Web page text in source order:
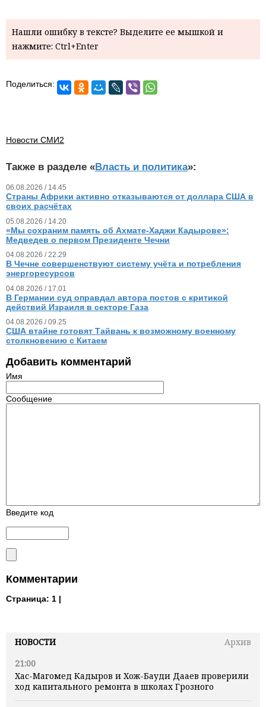
НОВОСТИ
Архив
21:00
Хас-Магомед Кадыров и Хож-Бауди Дааев проверили
ход капитального ремонта в школах Грозного
Нашли ошибку в тексте? Выделите ее мышкой и
нажмите: Ctrl+Enter
Поделиться:
Новости СМИ2
Также в разделе «Власть и политика»:
06.08.2026 / 14.45
Страны Африки активно отказываются от доллара США в
своих расчётах
05.08.2026 / 14.20
«Мы сохраним память об Ахмате-Хаджи Кадырове»:
Медведев о первом Президенте Чечни
04.08.2026 / 22.29
В Чечне совершенствуют систему учёта и потребления
энергоресурсов
04.08.2026 / 17.01
В Германии суд оправдал автора постов с критикой
действий Израиля в секторе Газа
04.08.2026 / 09.25
США втайне готовят Тайвань к возможному военному
столкновению с Китаем
Добавить комментарий
Имя
Сообщение
Введите код
Комментарии
Страница: 1 |